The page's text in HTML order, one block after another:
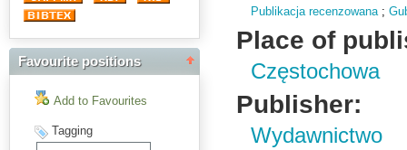
Favourite positions
Add to Favourites
Tagging
Publikacja recenzowana;
Place of
Częstochowa
Publisher: